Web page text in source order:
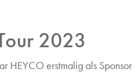
2023
HEYCO erstmalig als Sponsor